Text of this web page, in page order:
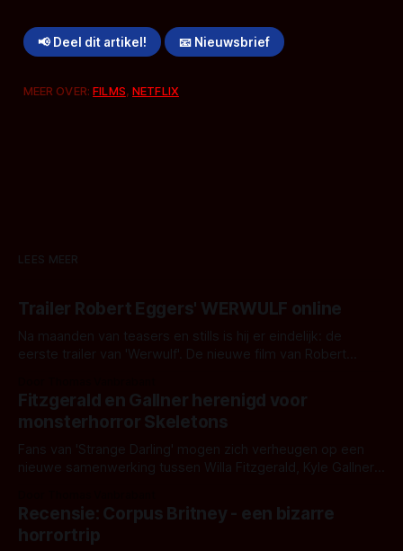
📢 Deel dit artikel! 📧 Nieuwsbrief
MEER OVER:FILMS,NETFLIX
LEES MEER
Trailer Robert Eggers' WERWULF online
Na maanden van teasers en stills is hij er eindelijk: de
eerste trailer van 'Werwulf'. De nieuwe film van Robert
kille stijl vol folklore en mythe. Het topic deze keer is (kon
het het al raden?)... de weerwolf. Kijk je mee?
Fitzgerald en Gallner herenigd voor
monsterhorror Skeletons
Fans van 'Strange Darling' mogen zich verheugen op een
nieuwe samenwerking tussen Willa Fitzgerald, Kyle Gallner
'Skeletons', een nieuwe creature feature waarvoor de
opnames zijn gestart in Australië.
Recensie: Corpus Britney - een bizarre
horrortrip